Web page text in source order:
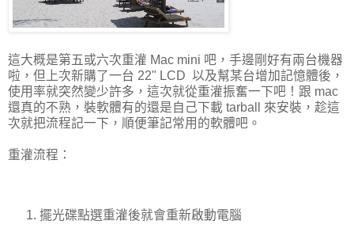
這大概是第五或六次重灌 Mac mini 吧，手邊剛好有兩台機器
啦，但上次新購了一台 22" LCD 以及幫某台增加記憶體後，
使用率就突然變少許多，這次就從重灌振奮一下吧！跟 mac
還真的不熟，裝軟體有的還是自己下載 tarball 來安裝，趁這
次就把流程記一下，順便筆記常用的軟體吧。
重灌流程：
擺光碟點選重灌後就會重新啟動電腦